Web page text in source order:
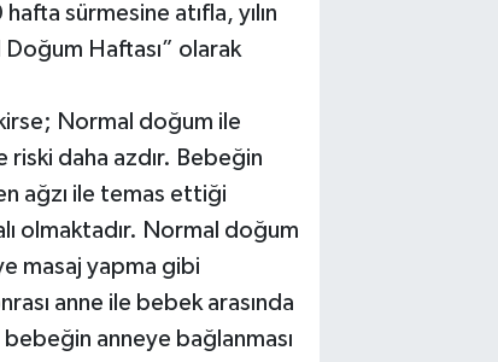
sürmesine atıfla, yılın
Haftası” olarak
Normal doğum ile
riski daha azdır. Bebeğin
ağzı ile temas ettiği
olmaktadır. Normal doğum
masaj yapma gibi
anne ile bebek arasında
anneye bağlanması